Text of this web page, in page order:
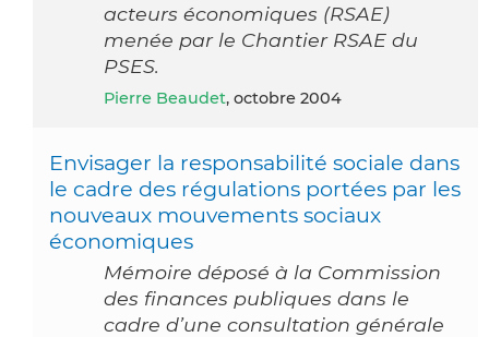
acteurs économiques (RSAE)
menée par le Chantier RSAE du
PSES.
Pierre Beaudet, octobre 2004
Envisager la responsabilité sociale dans
le cadre des régulations portées par les
nouveaux mouvements sociaux
économiques
Mémoire déposé à la Commission
des finances publiques dans le
cadre d’une consultation générale